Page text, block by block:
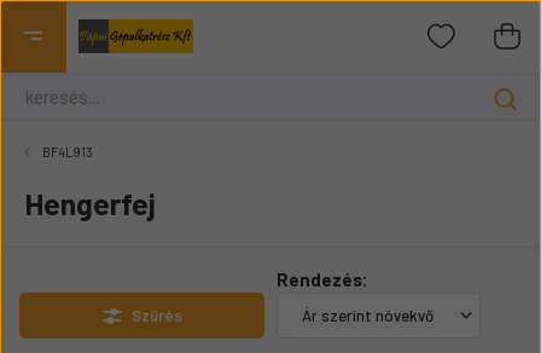
BF4L913
Hengerfej
Szűrés
Rendezés: